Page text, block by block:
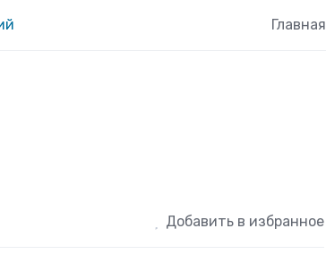
Главная
Добавить в избранное